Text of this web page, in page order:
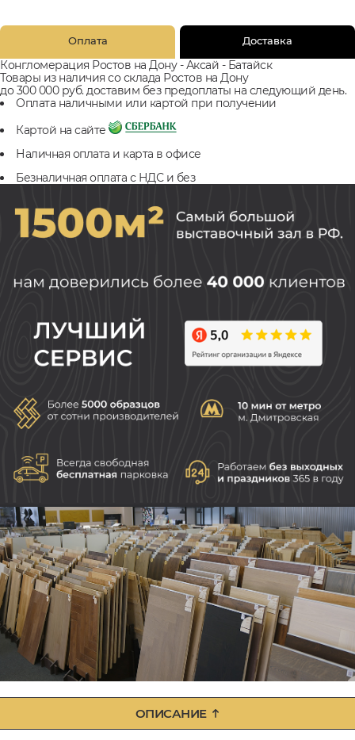
Оплата Доставка
Конгломерация Ростов на Дону - Аксай - Батайск
Товары из наличия со склада Ростов на Дону
до 300 000 руб. доставим без предоплаты на следующий день.
Оплата наличными или картой при получении
Картой на сайте
Наличная оплата и карта в офисе
Безналичная оплата с НДС и без
ОПИСАНИЕ